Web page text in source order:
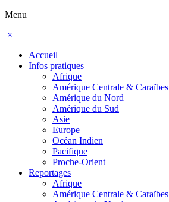
Menu
×
Accueil
Infos pratiques
Afrique
Amérique Centrale & Caraïbes
Amérique du Nord
Amérique du Sud
Asie
Europe
Océan Indien
Pacifique
Proche-Orient
Reportages
Afrique
Amérique Centrale & Caraïbes